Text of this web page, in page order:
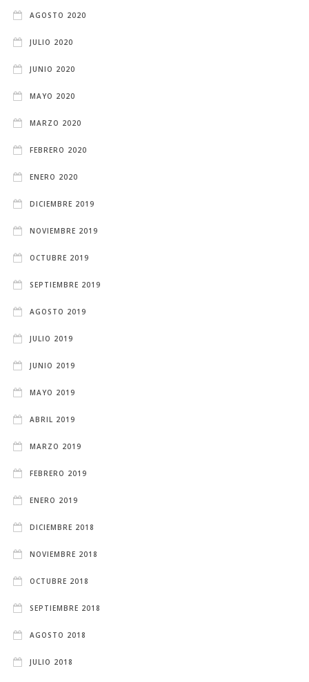
AGOSTO 2020
JULIO 2020
JUNIO 2020
MAYO 2020
MARZO 2020
FEBRERO 2020
ENERO 2020
DICIEMBRE 2019
NOVIEMBRE 2019
OCTUBRE 2019
SEPTIEMBRE 2019
AGOSTO 2019
JULIO 2019
JUNIO 2019
MAYO 2019
ABRIL 2019
MARZO 2019
FEBRERO 2019
ENERO 2019
DICIEMBRE 2018
NOVIEMBRE 2018
OCTUBRE 2018
SEPTIEMBRE 2018
AGOSTO 2018
JULIO 2018